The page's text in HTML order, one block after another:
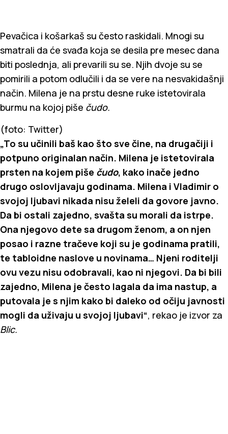
Pevačica i košarkaš su često raskidali. Mnogi su
smatrali da će svađa koja se desila pre mesec dana
biti poslednja, ali prevarili su se. Njih dvoje su se
pomirili a potom odlučili i da se vere na nesvakidašnji
način. Milena je na prstu desne ruke istetovirala
burmu na kojoj piše čudo.
(foto: Twitter)
„To su učinili baš kao što sve čine, na drugačiji i
potpuno originalan način. Milena je istetovirala
prsten na kojem piše čudo, kako inače jedno
drugo oslovljavaju godinama. Milena i Vladimir o
svojoj ljubavi nikada nisu želeli da govore javno.
Da bi ostali zajedno, svašta su morali da istrpe.
Ona njegovo dete sa drugom ženom, a on njen
posao i razne tračeve koji su je godinama pratili,
te tabloidne naslove u novinama… Njeni roditelji
ovu vezu nisu odobravali, kao ni njegovi. Da bi bili
zajedno, Milena je često lagala da ima nastup, a
putovala je s njim kako bi daleko od očiju javnosti
mogli da uživaju u svojoj ljubavi“, rekao je izvor za
Blic.